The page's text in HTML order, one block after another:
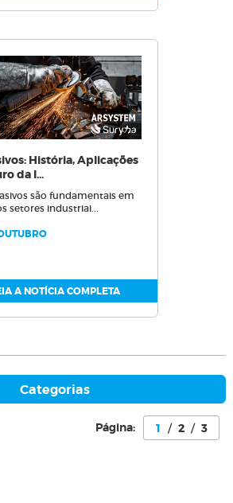
História, Aplicações
da I...
são fundamentais em
setores industriai...
A NOTÍCIA COMPLETA
Categorias
Página: 1 / 2 / 3